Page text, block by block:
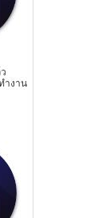
ำงาน